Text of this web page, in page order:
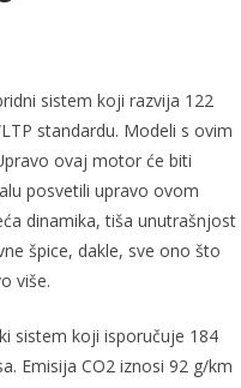
sistem koji razvija 122
standardu. Modeli s ovim
ovaj motor će biti
posvetili upravo ovom
dinamika, tiša unutrašnjost
špice, dakle, sve ono što
više.
sistem koji isporučuje 184
Emisija CO2 iznosi 92 g/km